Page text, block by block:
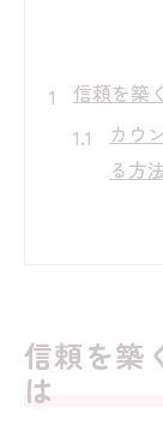
信頼を築
カウ
る方
リ
セラ
信頼を築
は